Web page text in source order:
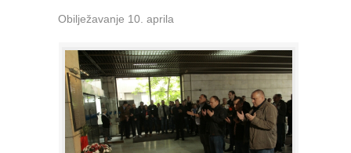
Obilježavanje 10. aprila